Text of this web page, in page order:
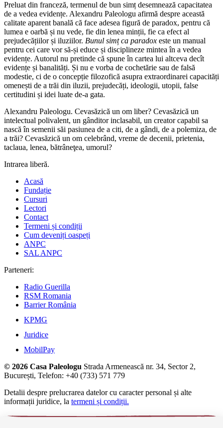
Preluat din franceză, termenul de bun simț desemnează capacitatea
de a vedea evidențe. Alexandru Paleologu afirmă despre această
calitate aparent banală că face adesea figură de paradox, pentru că
lumea e oarbă și nu vede, fie din lenea minții, fie ca efect al
prejudecățiilor și iluziilor. Bunul simț ca paradox este un manual
pentru cei care vor să-și educe și disciplineze mintea în a vedea
evidențe. Autorul nu pretinde că spune în cartea lui altceva decît
evidențe și banalități. Și nu e vorba de cochetărie sau de falsă
modestie, ci de o concepție filozofică asupra extraordinarei capacități
omenești de a trăi din iluzii, prejudecăți, ideologii, utopii, false
certitudini și idei luate de-a gata.
Alexandru Paleologu. Cevasăzică un om liber? Cevasăzică un
intelectual polivalent, un gânditor inclasabil, un creator capabil sa
nască în semenii săi pasiunea de a citi, de a gândi, de a polemiza, de
a trăi? Cevasăzică un om celebrând, vreme de decenii, prietenia,
taclaua, lenea, bătrâneţea, umorul?
Intrarea liberă.
Acasă
Fundație
Cursuri
Lectori
Contact
Termeni și condiții
Cum deveniți oaspeți
ANPC
SAL ANPC
Parteneri:
Radio Guerilla
RSM Romania
Barrier România
KPMG
Juridice
MobilPay
© 2026 Casa Paleologu Strada Armenească nr. 34, Sector 2,
București, Telefon: +40 (733) 571 779
Detalii despre prelucrarea datelor cu caracter personal și alte
informații juridice, la termeni și condiții.